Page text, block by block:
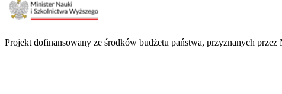
Projekt dofinansowany ze środków budżetu państwa, przyznanych